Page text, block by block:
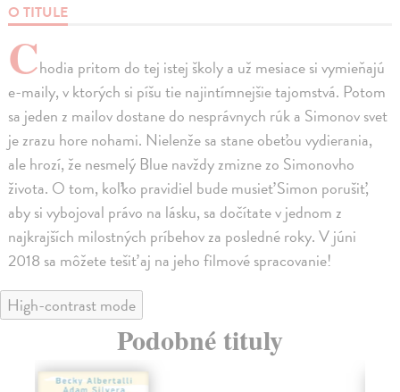
O TITULE
Chodia pritom do tej istej školy a už mesiace si vymieňajú
e-maily, v ktorých si píšu tie najintímnejšie tajomstvá. Potom
sa jeden z mailov dostane do nesprávnych rúk a Simonov svet
je zrazu hore nohami. Nielenže sa stane obeťou vydierania,
ale hrozí, že nesmelý Blue navždy zmizne zo Simonovho
života. O tom, koľko pravidiel bude musieť Simon porušiť,
aby si vybojoval právo na lásku, sa dočítate v jednom z
najkrajších milostných príbehov za posledné roky. V júni
2018 sa môžete tešiť aj na jeho filmové spracovanie!
High-contrast mode
Podobné tituly